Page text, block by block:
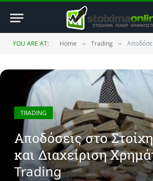
YOU ARE AT: Home » Trading » Αποδόσεις στο
TRADING
Αποδόσεις στο
και Διαχείριση
Trading